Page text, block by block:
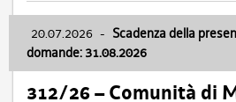
20.07.2026 - Scadenza della
domande: 31.08.2026
312/26 – Comunità di